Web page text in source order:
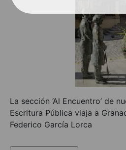
La sección ‘Al Encuentro’ de
Escritura Pública viaja a
Federico García Lorca